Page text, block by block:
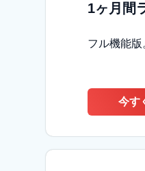
1ヶ月間
フル機能版
今す